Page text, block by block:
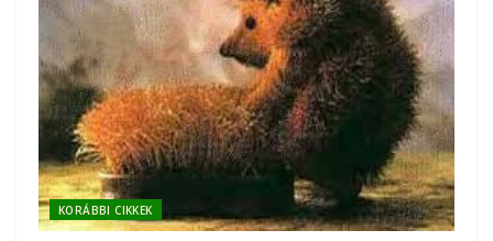
KORÁBBI CIKKEK